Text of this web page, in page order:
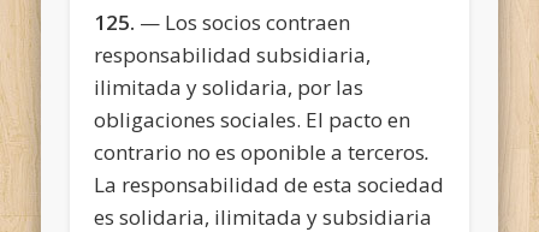
125. — Los socios contraen
responsabilidad subsidiaria,
ilimitada y solidaria, por las
obligaciones sociales. El pacto en
contrario no es oponible a terceros.
La responsabilidad de esta sociedad
es solidaria, ilimitada y subsidiaria